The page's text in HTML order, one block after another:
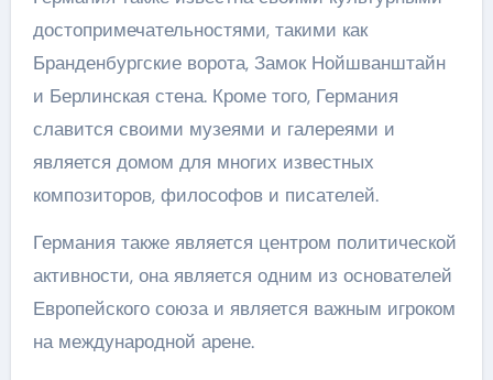
достопримечательностями, такими как
Бранденбургские ворота, Замок Нойшванштайн
и Берлинская стена. Кроме того, Германия
славится своими музеями и галереями и
является домом для многих известных
композиторов, философов и писателей.
Германия также является центром политической
активности, она является одним из основателей
Европейского союза и является важным игроком
на международной арене.